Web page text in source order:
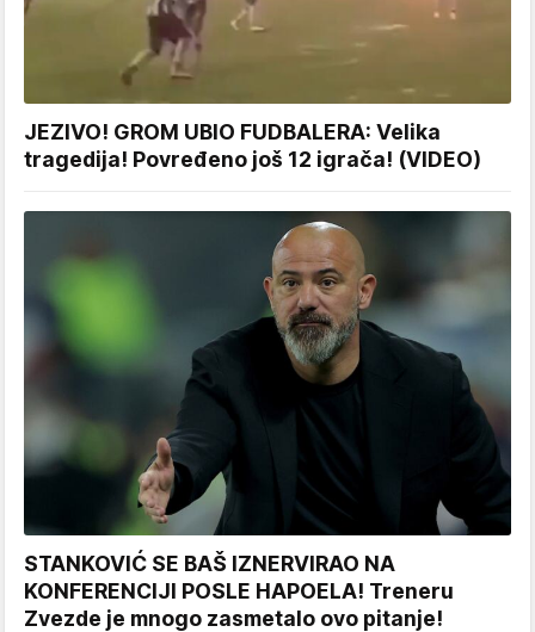
JEZIVO! GROM UBIO FUDBALERA: Velika
tragedija! Povređeno još 12 igrača! (VIDEO)
STANKOVIĆ SE BAŠ IZNERVIRAO NA
KONFERENCIJI POSLE HAPOELA! Treneru
Zvezde je mnogo zasmetalo ovo pitanje!